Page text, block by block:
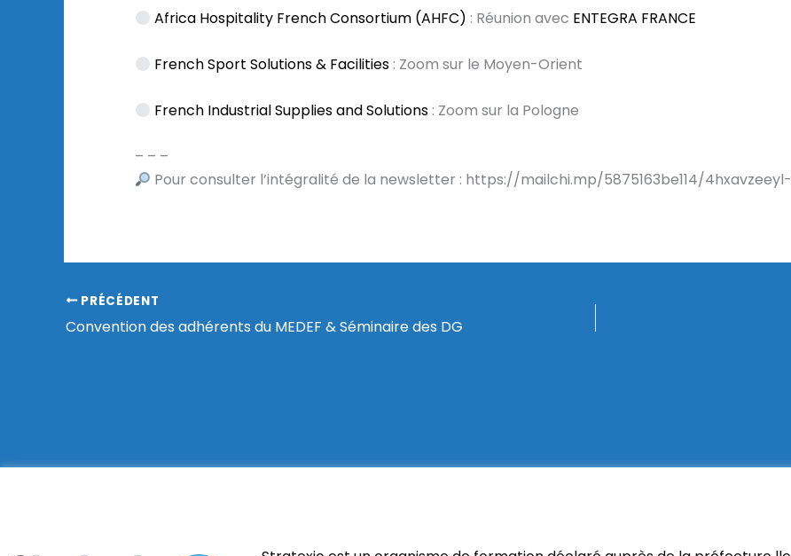
Africa Hospitality French Consortium (AHFC) : Réunion avec ENTEGRA FRANCE
French Sport Solutions & Facilities : Zoom sur le Moyen-Orient
French Industrial Supplies and Solutions : Zoom sur la Pologne
– – –
Pour consulter l’intégralité de la newsletter : https://mailchi.mp/5875163be114/
PRÉCÉDENT
Convention des adhérents du MEDEF & Séminaire des DG